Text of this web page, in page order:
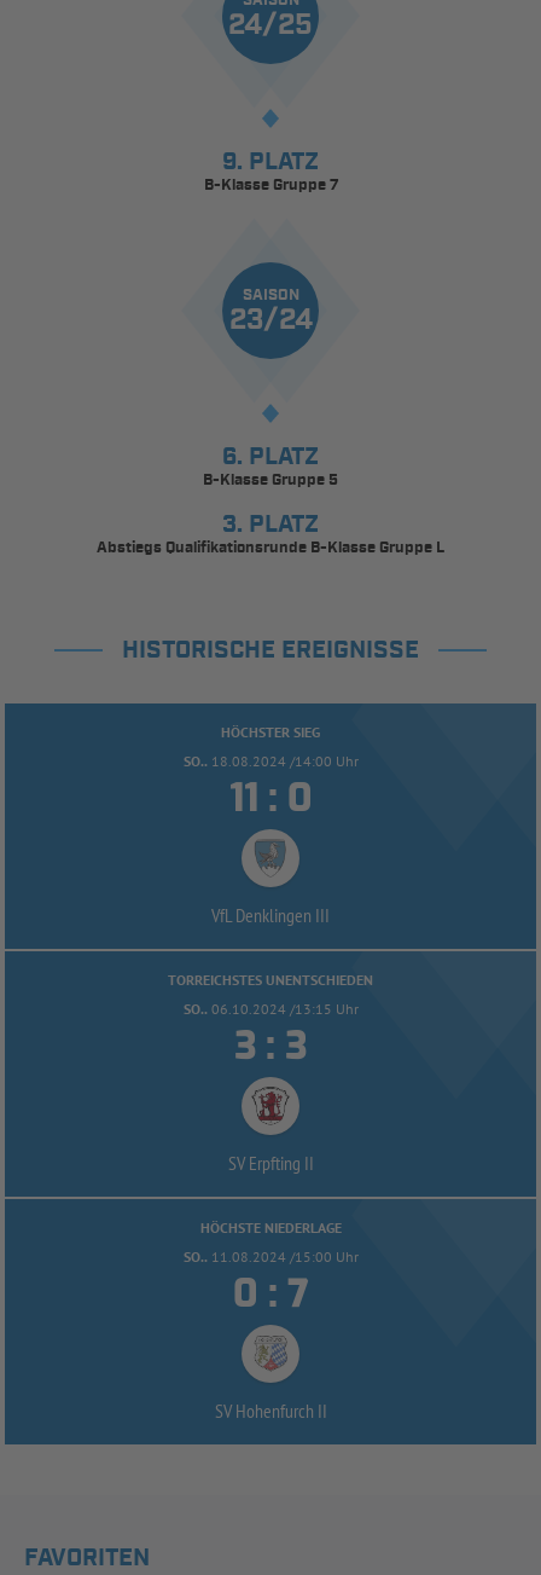
24/25
9. PLATZ
B-Klasse Gruppe 7
SAISON
23/24
6. PLATZ
B-Klasse Gruppe 5
3. PLATZ
Abstiegs Qualifikationsrunde B-Klasse Gruppe L
HISTORISCHE EREIGNISSE
HÖCHSTER SIEG
SO.. 18.08.2024 /14:00 Uhr
 : 
VfL Denklingen III
TORREICHSTES UNENTSCHIEDEN
SO.. 06.10.2024 /13:15 Uhr
 : 
SV Erpfting II
HÖCHSTE NIEDERLAGE
SO.. 11.08.2024 /15:00 Uhr
 : 
SV Hohenfurch II
FAVORITEN